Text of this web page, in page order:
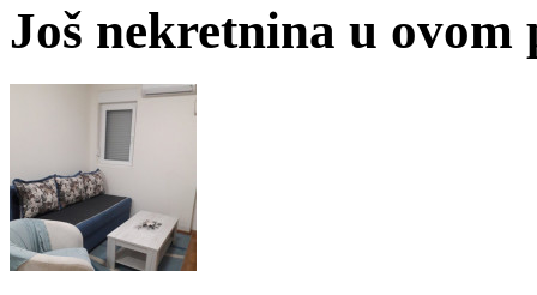
Još nekretnina u ovom